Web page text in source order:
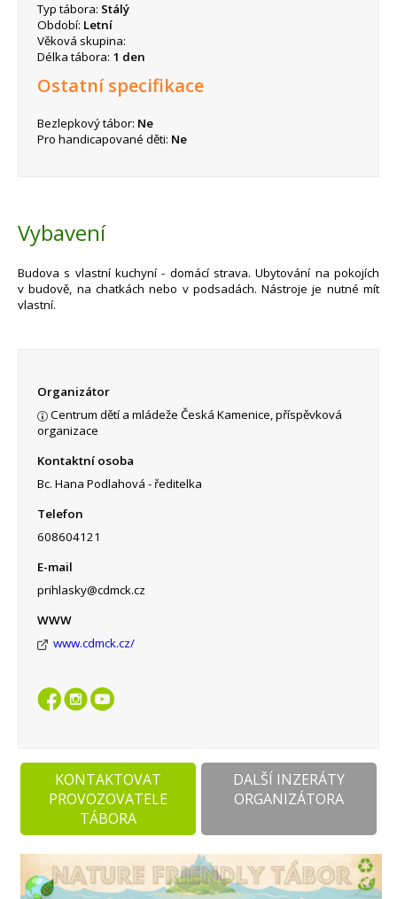
Typ tábora: Stálý
Období: Letní
Věková skupina:
Délka tábora: 1 den
Ostatní specifikace
Bezlepkový tábor: Ne
Pro handicapované děti: Ne
Vybavení
Budova s vlastní kuchyní - domácí strava. Ubytování na pokojích
v budově, na chatkách nebo v podsadách. Nástroje je nutné mít
vlastní.
Organizátor
Centrum dětí a mládeže Česká Kamenice, příspěvková
organizace
Kontaktní osoba
Bc. Hana Podlahová - ředitelka
Telefon
608604121
E-mail
prihlasky@cdmck.cz
WWW
www.cdmck.cz/
KONTAKTOVAT
PROVOZOVATELE
TÁBORA
DALŠÍ INZERÁTY
ORGANIZÁTORA